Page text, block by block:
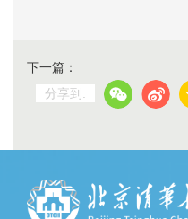
下一篇：
分享到: